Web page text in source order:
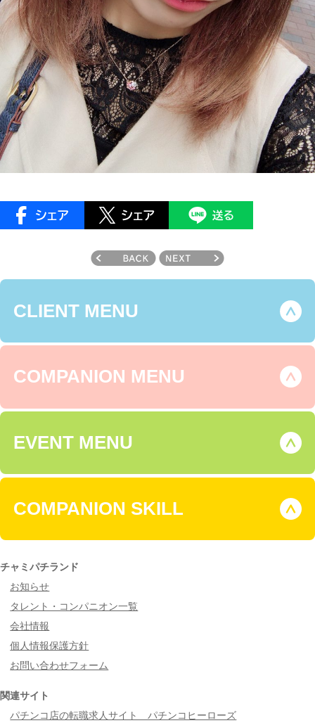
CLIENT MENU
COMPANION MENU
EVENT MENU
COMPANION SKILL
チャミパチランド
お知らせ
タレント・コンパニオン一覧
会社情報
個人情報保護方針
お問い合わせフォーム
関連サイト
パチンコ店の転職求人サイト パチンコヒーローズ